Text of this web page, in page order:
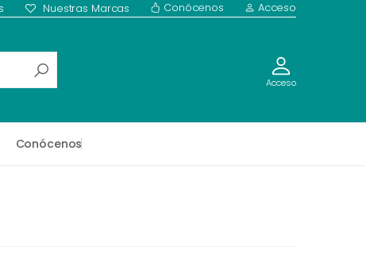
Nuestras Marcas Conócenos Acceso
Acceso
Conócenos